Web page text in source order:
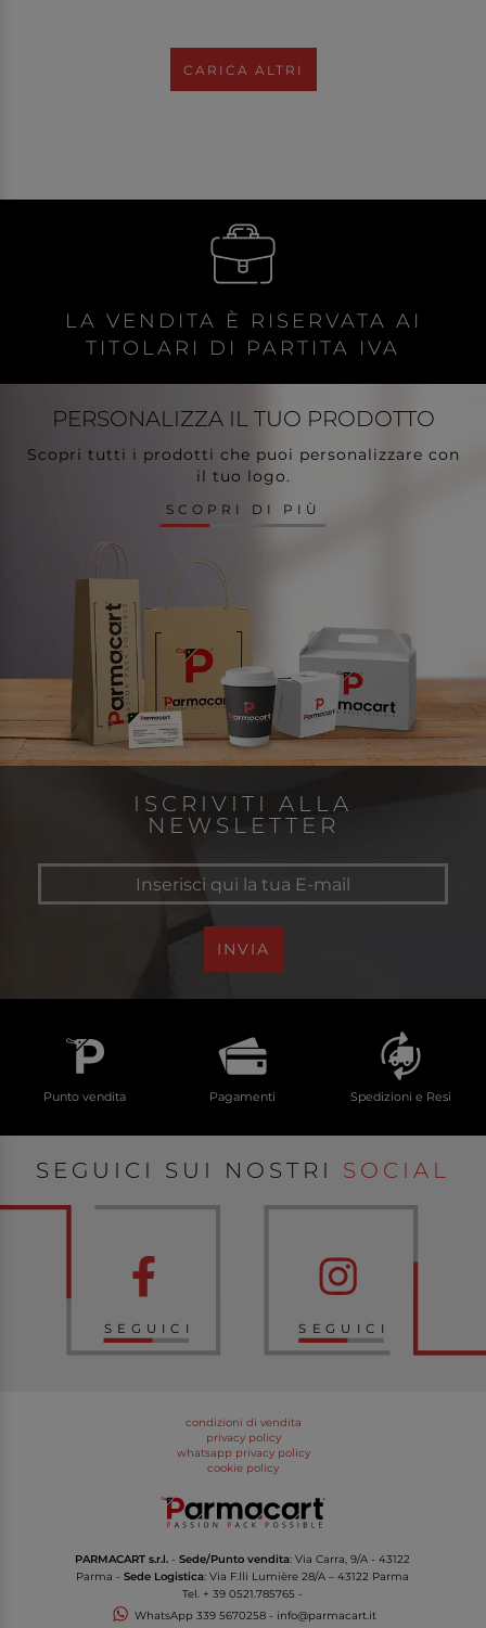
CARICA ALTRI
LA VENDITA È RISERVATA AI
TITOLARI DI PARTITA IVA
PERSONALIZZA IL TUO PRODOTTO
Scopri tutti i prodotti che puoi personalizzare con
il tuo logo.
SCOPRI DI PIÙ
ISCRIVITI ALLA
NEWSLETTER
INVIA
Punto vendita Pagamenti Spedizioni e Resi
SEGUICI SUI NOSTRI SOCIAL
SEGUICI SEGUICI
condizioni di vendita
privacy policy
whatsapp privacy policy
cookie policy
PARMACART s.r.l. -Sede/Punto vendita: Via Carra, 9/A - 43122
Parma -Sede Logistica: Via F.lli Lumière 28/A – 43122 Parma
Tel. + 39 0521.785765 -
WhatsApp 339 5670258- info@parmacart.it